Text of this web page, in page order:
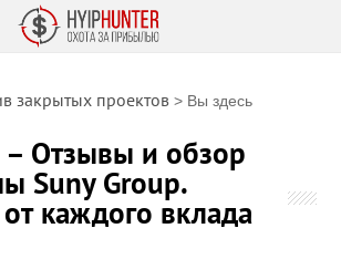
закрытых проектов > Вы здесь
– Отзывы и обзор
Suny Group.
каждого вклада